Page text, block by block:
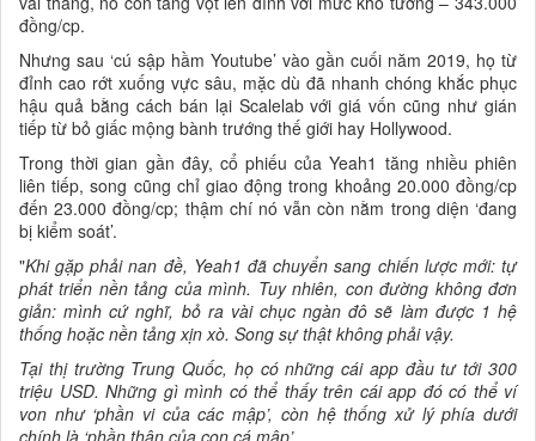
đồng/cp.
Nhưng sau ‘cú sập hầm Youtube’ vào gần cuối năm 2019, họ từ
đỉnh cao rớt xuống vực sâu, mặc dù đã nhanh chóng khắc phục
hậu quả bằng cách bán lại Scalelab với giá vốn cũng như gián
tiếp từ bỏ giấc mộng bành trướng thế giới hay Hollywood.
Trong thời gian gần đây, cổ phiếu của Yeah1 tăng nhiều phiên
liên tiếp, song cũng chỉ giao động trong khoảng 20.000 đồng/cp
đến 23.000 đồng/cp; thậm chí nó vẫn còn nằm trong diện ‘đang
bị kiểm soát’.
"Khi gặp phải nan đề, Yeah1 đã chuyển sang chiến lược mới: tự
phát triển nền tảng của mình. Tuy nhiên, con đường không đơn
giản: mình cứ nghĩ, bỏ ra vài chục ngàn đô sẽ làm được 1 hệ
thống hoặc nền tảng xịn xò. Song sự thật không phải vậy.
Tại thị trường Trung Quốc, họ có những cái app đầu tư tới 300
triệu USD. Những gì mình có thể thấy trên cái app đó có thể ví
von như ‘phần vi của các mập’, còn hệ thống xử lý phía dưới
chính là ‘phần thân của con cá mập’.